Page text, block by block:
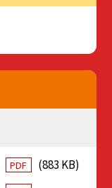
PDF
(883 KB)